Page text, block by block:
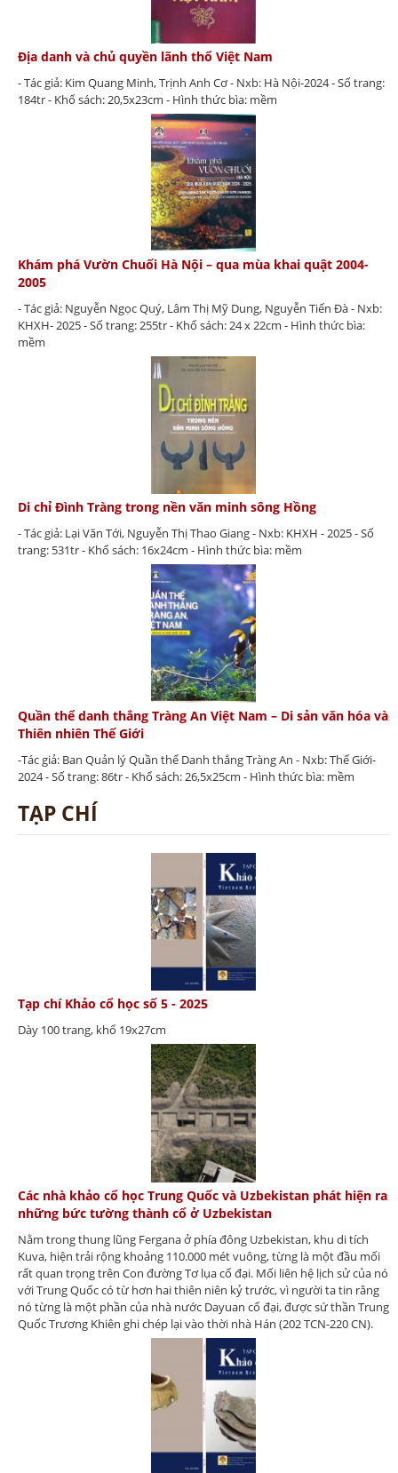
Địa danh và chủ quyền lãnh thổ Việt Nam
- Tác giả: Kim Quang Minh, Trịnh Anh Cơ - Nxb: Hà Nội-2024 - Số trang:
184tr - Khổ sách: 20,5x23cm - Hình thức bìa: mềm
Khám phá Vườn Chuối Hà Nội – qua mùa khai quật 2004-
2005
- Tác giả: Nguyễn Ngọc Quý, Lâm Thị Mỹ Dung, Nguyễn Tiến Đà - Nxb:
KHXH- 2025 - Số trang: 255tr - Khổ sách: 24 x 22cm - Hình thức bìa:
mềm
Di chỉ Đình Tràng trong nền văn minh sông Hồng
- Tác giả: Lại Văn Tới, Nguyễn Thị Thao Giang - Nxb: KHXH - 2025 - Số
trang: 531tr - Khổ sách: 16x24cm - Hình thức bìa: mềm
Quần thể danh thắng Tràng An Việt Nam – Di sản văn hóa và
Thiên nhiên Thế Giới
-Tác giả: Ban Quản lý Quần thể Danh thắng Tràng An - Nxb: Thế Giới-
2024 - Số trang: 86tr - Khổ sách: 26,5x25cm - Hình thức bìa: mềm
TẠP CHÍ
Tạp chí Khảo cổ học số 5 - 2025
Dày 100 trang, khổ 19x27cm
Các nhà khảo cổ học Trung Quốc và Uzbekistan phát hiện ra
những bức tường thành cổ ở Uzbekistan
Nằm trong thung lũng Fergana ở phía đông Uzbekistan, khu di tích
Kuva, hiện trải rộng khoảng 110.000 mét vuông, từng là một đầu mối
rất quan trọng trên Con đường Tơ lụa cổ đại. Mối liên hệ lịch sử của nó
với Trung Quốc có từ hơn hai thiên niên kỷ trước, vì người ta tin rằng
nó từng là một phần của nhà nước Dayuan cổ đại, được sứ thần Trung
Quốc Trương Khiên ghi chép lại vào thời nhà Hán (202 TCN-220 CN).